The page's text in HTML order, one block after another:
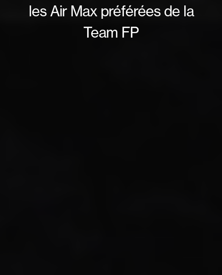
les Air Max préférées de la
Team FP